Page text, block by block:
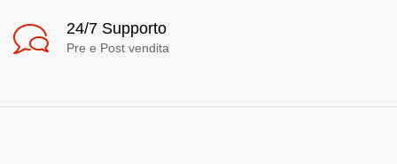
24/7 Supporto
Pre e Post vendita